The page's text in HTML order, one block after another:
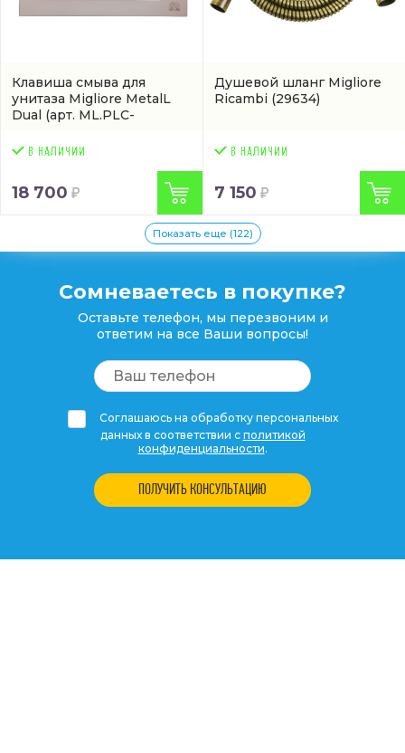
Клавиша смыва для
унитаза Migliore MetalL
Dual (арт. ML.PLC-
18 700
Душевой шланг Migliore
Ricambi (29634)
7 150
Показать еще (122)
Сомневаетесь в покупке?
Оставьте телефон, мы перезвоним и
ответим на все Ваши вопросы!
Соглашаюсь на обработку персональных
данных в соответствии с политикой
конфиденциальности.
ПОЛУЧИТЬ КОНСУЛЬТАЦИЮ